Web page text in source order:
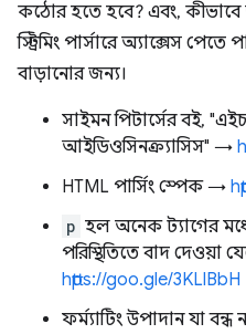
কঠোর হতে হবে? এবং, কীভাবে
স্ট্রিমিং পার্সারে অ্যাক্সেস
বাড়ানোর জন্য।
সাইমন পিটার্সের বই,
আইডিওসিনক্র্যাসিস" →
HTML পার্সিং স্পেক →
p হল অনেক ট্যাগের
পরিস্থিতিতে বাদ দেওয়া
https://goo.gle/3KLlBbH
ফর্ম্যাটিং উপাদান যা